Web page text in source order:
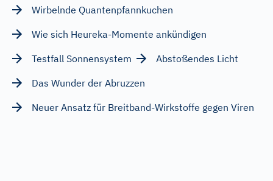
Wirbelnde Quantenpfannkuchen
Wie sich Heureka-Momente ankündigen
Testfall Sonnensystem
Abstoßendes Licht
Das Wunder der Abruzzen
Neuer Ansatz für Breitband-Wirkstoffe gegen Viren